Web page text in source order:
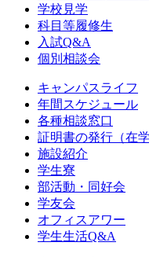
学校見学
科目等履修生
入試Q&A
個別相談会
キャンパスライフ
年間スケジュール
各種相談窓口
証明書の発行（在学
施設紹介
学生寮
部活動・同好会
学友会
オフィスアワー
学生生活Q&A